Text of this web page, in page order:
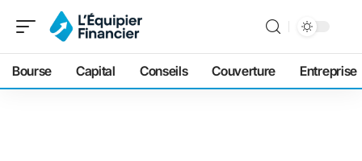
Bourse Capital Conseils Couverture Entreprise